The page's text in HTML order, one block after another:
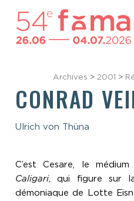
Archives > 2001 >
CONRAD
Ulrich von Thüna
C’est Cesare, le
Caligari, qui figure sur
démoniaque de Lotte